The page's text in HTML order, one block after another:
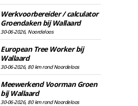
Werkvoorbereider / calculator
Groendaken bij Wallaard
30-06-2026, Noordeloos
European Tree Worker bij
Wallaard
30-06-2026, 80 km rond Noordeloos
Meewerkend Voorman Groen
bij Wallaard
30-06-2026, 80 km rond Noordeloos